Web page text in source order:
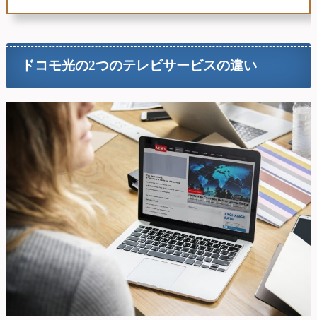
ドコモ光の2つのテレビサービスの違い